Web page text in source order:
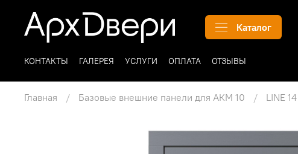
Каталог
КОНТАКТЫ ГАЛЕРЕЯ УСЛУГИ ОПЛАТА ОТЗЫВЫ
Главная Базовые внешние панели для АКМ 10 LINE 14